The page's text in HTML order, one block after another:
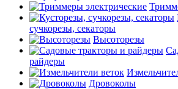
сучкорезы, секаторы
Высоторезы
райдеры
Дровоколы